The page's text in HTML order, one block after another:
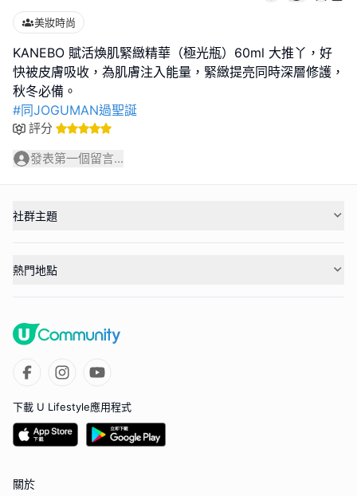
美妝時尚
KANEBO 賦活煥肌緊緻精華（極光瓶）60ml 大推丫，好
快被皮膚吸收，為肌膚注入能量，緊緻提亮同時深層修護，
#同JOGUMAN過聖誕
評分
發表第一個留言...
社群主題
熱門地點
下載 U Lifestyle應用程式
關於